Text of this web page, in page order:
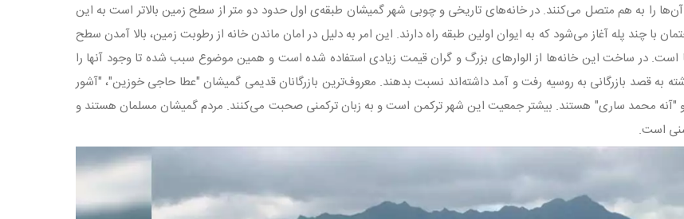
آن‌ها را به هم متصل می‌کنند. در خانه‌های تاریخی و چوبی شهر گمیشان طبقه‌ی اول حدود دو متر از سطح زمین بالاتر است به این
با چند پله آغاز می‌شود که به ایوان اولین طبقه راه دارند. این امر به دلیل در امان ماندن خانه از رطوبت زمین، بالا آمدن سطح
است. در ساخت این خانه‌ها از الوارهای بزرگ و گران قیمت زیادی استفاده شده است و همین موضوع سبب شده تا وجود آنها را
به قصد بازرگانی به روسیه رفت و آمد داشته‌اند نسبت بدهند. معروف‌ترین بازرگانان قدیمی گمیشان "عطا حاجی خوزین"، "آشور
"آنه محمد ساری" هستند. بیشتر جمعیت این شهر ترکمن است و به زبان ترکمنی صحبت می‌کنند. مردم گمیشان مسلمان هستند و
است.